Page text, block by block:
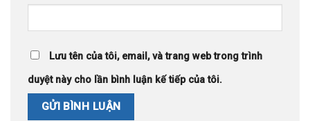
Lưu tên của tôi, email, và trang web trong trình
duyệt này cho lần bình luận kế tiếp của tôi.